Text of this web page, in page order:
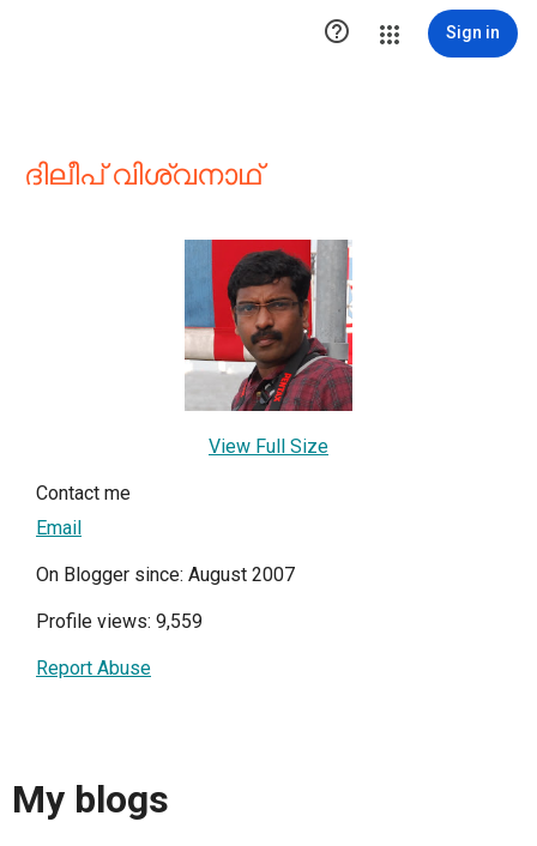
 Sign in
ദിലീപ് വിശ്വനാഥ്
View Full Size
Contact me
Email
On Blogger since: August 2007
Profile views: 9,559
Report Abuse
My blogs